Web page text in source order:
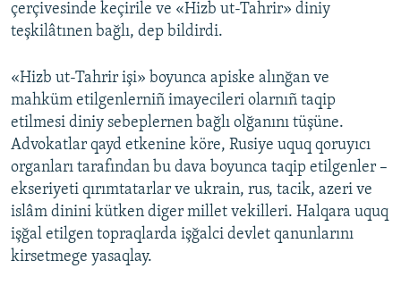
çerçivesinde keçirile ve «Hizb ut-Tahrir» diniy
teşkilâtınen bağlı, dep bildirdi.
«Hizb ut-Tahrir işi» boyunca apiske alınğan ve
mahküm etilgenlerniñ imayecileri olarnıñ taqip
etilmesi diniy sebeplernen bağlı olğanını tüşüne.
Advokatlar qayd etkenine köre, Rusiye uquq qoruyıcı
organları tarafından bu dava boyunca taqip etilgenler –
ekseriyeti qırımtatarlar ve ukrain, rus, tacik, azeri ve
islâm dinini kütken diger millet vekilleri. Halqara uquq
işğal etilgen topraqlarda işğalci devlet qanunlarını
kirsetmege yasaqlay.